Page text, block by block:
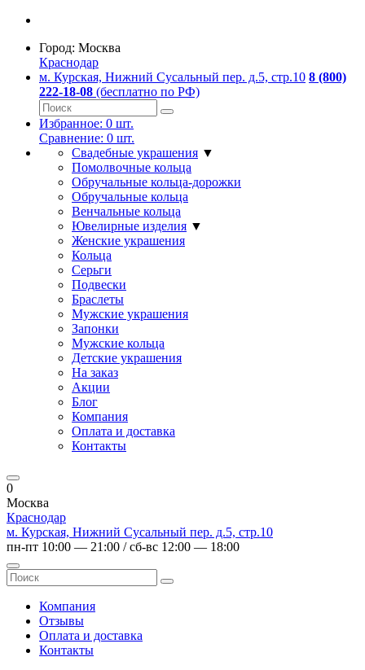
Город: Москва
Краснодар
м. Курская, Нижний Сусальный пер. д.5, стр.10 8 (800)
222-18-08 (бесплатно по РФ)
Избранное: 0 шт.
Сравнение: 0 шт.
Свадебные украшения ▼
Помолвочные кольца
Обручальные кольца-дорожки
Обручальные кольца
Венчальные кольца
Ювелирные изделия ▼
Женские украшения
Кольца
Серьги
Подвески
Браслеты
Мужские украшения
Запонки
Мужские кольца
Детские украшения
На заказ
Акции
Блог
Компания
Оплата и доставка
Контакты
0
Москва
Краснодар
м. Курская, Нижний Сусальный пер. д.5, стр.10
пн-пт 10:00 — 21:00 / сб-вс 12:00 — 18:00
Компания
Отзывы
Оплата и доставка
Контакты